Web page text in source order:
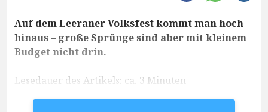
Auf dem Leeraner Volksfest kommt man hoch
hinaus – große Sprünge sind aber mit kleinem
Budget nicht drin.
Lesedauer des Artikels: ca. 3 Minuten